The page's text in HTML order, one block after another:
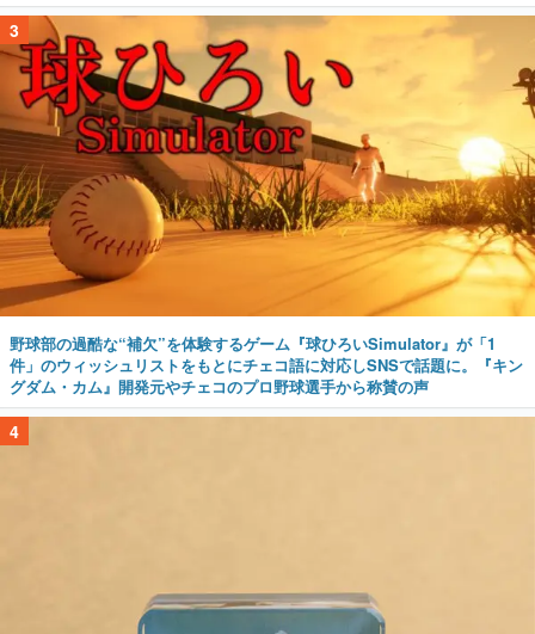
3
野球部の過酷な“補欠”を体験するゲーム『球ひろいSimulator』が「1
件」のウィッシュリストをもとにチェコ語に対応しSNSで話題に。『キン
グダム・カム』開発元やチェコのプロ野球選手から称賛の声
4